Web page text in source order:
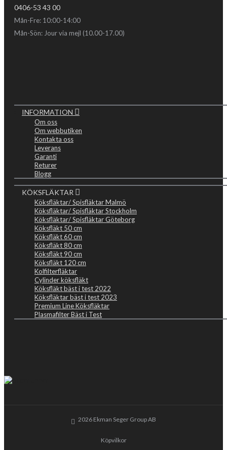
0406-53 43 00
Mån-Fre: 10:00-14:00
Mån-Sön: Jour via mejl (10.00-17.00)
INFORMATION
Om oss
Om webbutiken
Kontakta oss
Leverans
Garanti
Returer
Blogg
KÖKSFLÄKTAR
Köksfläktar/ Spisfläktar Malmö
Köksfläktar/ Spisfläktar Stockholm
Köksfläktar/ Spisfläktar Göteborg
Köksfläkt 50 cm
Köksfläkt 60 cm
Köksfläkt 80 cm
Köksfläkt 90 cm
Köksfläkt 120 cm
Kolfilterfläktar
Cylinder köksfläkt
Köksfläkt bäst i test 2022
Köksfläktar bäst i test 2023
Premium Line Köksfläktar
Plasmafilter Bäst i Test
2026 Ekman Seger Group AB
Köpvilkor